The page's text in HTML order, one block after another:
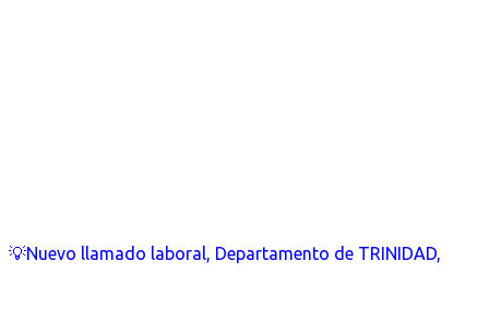
💡Nuevo llamado laboral, Departamento de TRINIDAD,